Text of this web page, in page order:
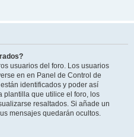
usuarios del foro. Los usuarios
en en Panel de Control de
identificados y poder así
plantilla que utilice el foro, los
resaltados. Si añade un
mensajes quedarán ocultos.